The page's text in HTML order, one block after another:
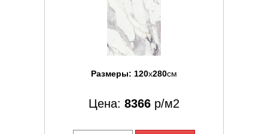
Размеры: 120x280см
Цена: 8366 р/м2